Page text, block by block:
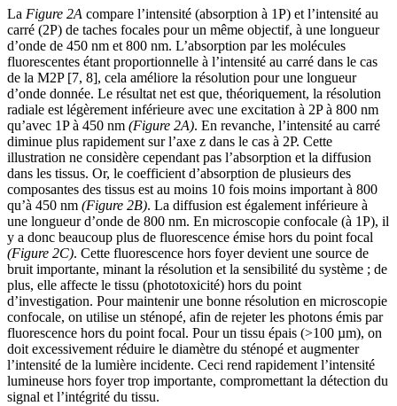
La Figure 2A compare l’intensité (absorption à 1P) et l’intensité au
carré (2P) de taches focales pour un même objectif, à une longueur
d’onde de 450 nm et 800 nm. L’absorption par les molécules
fluorescentes étant proportionnelle à l’intensité au carré dans le cas
de la M2P [7, 8], cela améliore la résolution pour une longueur
d’onde donnée. Le résultat net est que, théoriquement, la résolution
radiale est légèrement inférieure avec une excitation à 2P à 800 nm
qu’avec 1P à 450 nm (Figure 2A). En revanche, l’intensité au carré
diminue plus rapidement sur l’axe z dans le cas à 2P. Cette
illustration ne considère cependant pas l’absorption et la diffusion
dans les tissus. Or, le coefficient d’absorption de plusieurs des
composantes des tissus est au moins 10 fois moins important à 800
qu’à 450 nm (Figure 2B). La diffusion est également inférieure à
une longueur d’onde de 800 nm. En microscopie confocale (à 1P), il
y a donc beaucoup plus de fluorescence émise hors du point focal
(Figure 2C). Cette fluorescence hors foyer devient une source de
bruit importante, minant la résolution et la sensibilité du système ; de
plus, elle affecte le tissu (phototoxicité) hors du point
d’investigation. Pour maintenir une bonne résolution en microscopie
confocale, on utilise un sténopé, afin de rejeter les photons émis par
fluorescence hors du point focal. Pour un tissu épais (>100 µm), on
doit excessivement réduire le diamètre du sténopé et augmenter
l’intensité de la lumière incidente. Ceci rend rapidement l’intensité
lumineuse hors foyer trop importante, compromettant la détection du
signal et l’intégrité du tissu.